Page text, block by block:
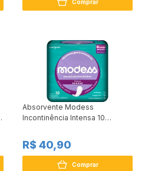
Comprar
Absorvente Modess
Incontinência Intensa 10
R$ 40,90
Comprar